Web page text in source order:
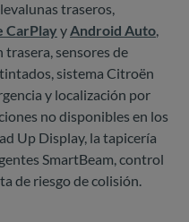
traseros,
CarPlay yAndroid Auto,
trasera, sensores de
sistema Citroën
y localización por
no disponibles en los
Up Display, la tapicería
SmartBeam, control
de riesgo de colisión.